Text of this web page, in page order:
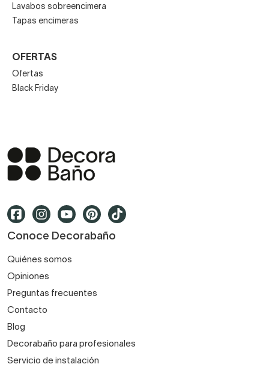
Lavabos sobreencimera
Tapas encimeras
OFERTAS
Ofertas
Black Friday
Conoce Decorabaño
Quiénes somos
Opiniones
Preguntas frecuentes
Contacto
Blog
Decorabaño para profesionales
Servicio de instalación